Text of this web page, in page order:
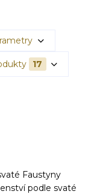
17
Faustyny
podle svaté